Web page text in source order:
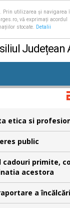
Prin utilizarea și navigarea
vă exprimați acordul
stocate.
Detalii
Județean
etica si
public
cadouri primite,
acestora
a